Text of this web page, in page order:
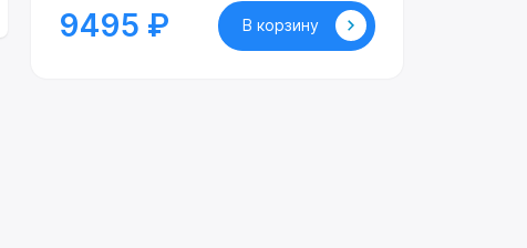
9495 ₽ В корзину